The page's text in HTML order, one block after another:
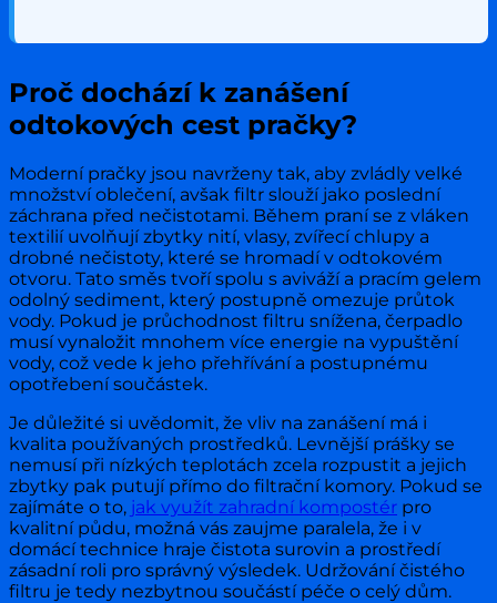
Proč dochází k zanášení
odtokových cest pračky?
Moderní pračky jsou navrženy tak, aby zvládly velké
množství oblečení, avšak filtr slouží jako poslední
záchrana před nečistotami. Během praní se z vláken
textilií uvolňují zbytky nití, vlasy, zvířecí chlupy a
drobné nečistoty, které se hromadí v odtokovém
otvoru. Tato směs tvoří spolu s aviváží a pracím gelem
odolný sediment, který postupně omezuje průtok
vody. Pokud je průchodnost filtru snížena, čerpadlo
musí vynaložit mnohem více energie na vypuštění
vody, což vede k jeho přehřívání a postupnému
opotřebení součástek.
Je důležité si uvědomit, že vliv na zanášení má i
kvalita používaných prostředků. Levnější prášky se
nemusí při nízkých teplotách zcela rozpustit a jejich
zbytky pak putují přímo do filtrační komory. Pokud se
zajímáte o to, jak využít zahradní kompostér pro
kvalitní půdu, možná vás zaujme paralela, že i v
domácí technice hraje čistota surovin a prostředí
zásadní roli pro správný výsledek. Udržování čistého
filtru je tedy nezbytnou součástí péče o celý dům.